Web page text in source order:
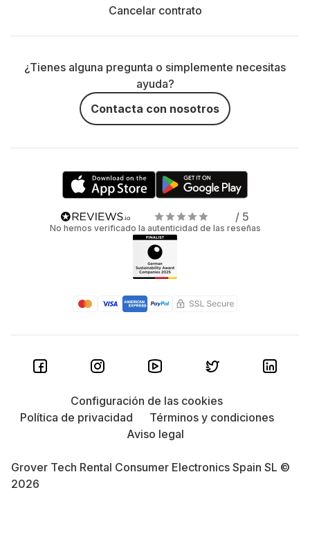
Cancelar contrato
¿Tienes alguna pregunta o simplemente necesitas
ayuda?
Contacta con nosotros
/ 5
No hemos verificado la autenticidad de las reseñas
Grover Tech Rental Consumer Electronics Spain SL ©
2026
Configuración de las cookies
Política de privacidad
Términos y condiciones
Aviso legal